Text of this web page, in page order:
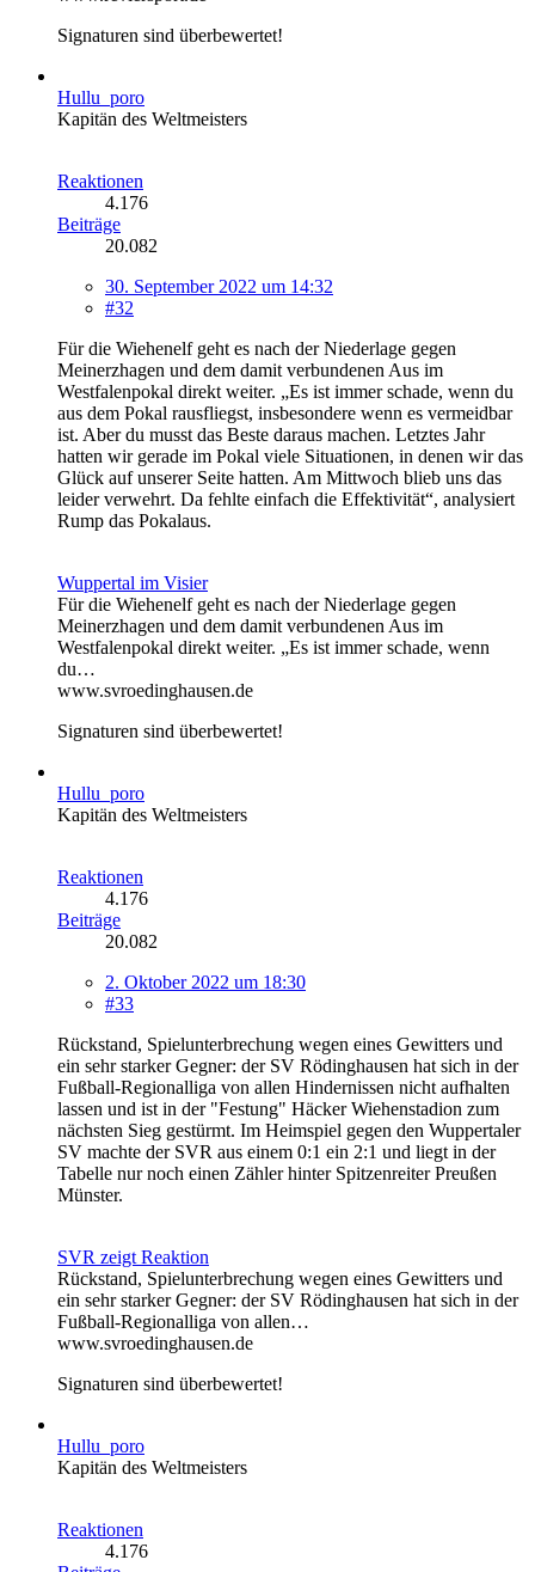
Signaturen sind überbewertet!
Hullu_poro
Kapitän des Weltmeisters
Reaktionen
4.176
Beiträge
20.082
30. September 2022 um 14:32
#32
Für die Wiehenelf geht es nach der Niederlage gegen
Meinerzhagen und dem damit verbundenen Aus im
Westfalenpokal direkt weiter. „Es ist immer schade, wenn du
aus dem Pokal rausfliegst, insbesondere wenn es vermeidbar
ist. Aber du musst das Beste daraus machen. Letztes Jahr
hatten wir gerade im Pokal viele Situationen, in denen wir das
Glück auf unserer Seite hatten. Am Mittwoch blieb uns das
leider verwehrt. Da fehlte einfach die Effektivität“, analysiert
Rump das Pokalaus.
Wuppertal im Visier
Für die Wiehenelf geht es nach der Niederlage gegen
Meinerzhagen und dem damit verbundenen Aus im
Westfalenpokal direkt weiter. „Es ist immer schade, wenn
du…
www.svroedinghausen.de
Signaturen sind überbewertet!
Hullu_poro
Kapitän des Weltmeisters
Reaktionen
4.176
Beiträge
20.082
2. Oktober 2022 um 18:30
#33
Rückstand, Spielunterbrechung wegen eines Gewitters und
ein sehr starker Gegner: der SV Rödinghausen hat sich in der
Fußball-Regionalliga von allen Hindernissen nicht aufhalten
lassen und ist in der "Festung" Häcker Wiehenstadion zum
nächsten Sieg gestürmt. Im Heimspiel gegen den Wuppertaler
SV machte der SVR aus einem 0:1 ein 2:1 und liegt in der
Tabelle nur noch einen Zähler hinter Spitzenreiter Preußen
Münster.
SVR zeigt Reaktion
Rückstand, Spielunterbrechung wegen eines Gewitters und
ein sehr starker Gegner: der SV Rödinghausen hat sich in der
Fußball-Regionalliga von allen…
www.svroedinghausen.de
Signaturen sind überbewertet!
Hullu_poro
Kapitän des Weltmeisters
Reaktionen
4.176